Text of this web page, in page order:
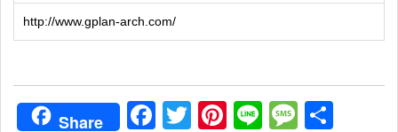
http://www.gplan-arch.com/
Share Facebook
Twitter
Pinterest
Line